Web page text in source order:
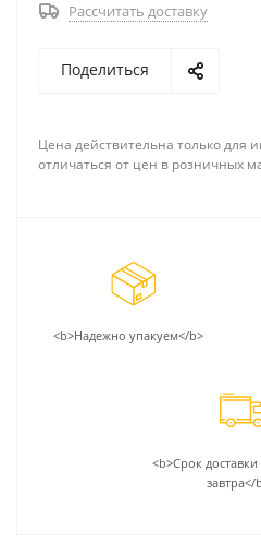
Рассчитать доставку
Поделиться
Цена действительна только для
отличаться от цен в розничных
<b>Надежно упакуем</b>
<b>Срок
завтра</